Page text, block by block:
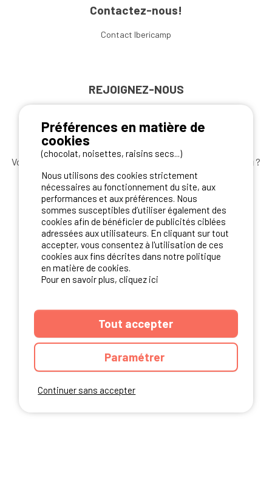
Contactez-nous!
Contact Ibericamp
REJOIGNEZ-NOUS
Vous souhaitez bénéficier des meilleures offres camping ?
Abonnez-vous à la newsletterdès aujourd'hui
S'ABONNER
NOS PARTENAIRES
Continuer sans accepter
Préférences en matière de
cookies
(chocolat, noisettes, raisins secs...)
Nous utilisons des cookies strictement
nécessaires au fonctionnement du site, aux
performances et aux préférences. Nous
sommes susceptibles d’utiliser également des
cookies afin de bénéficier de publicités ciblées
adressées aux utilisateurs. En cliquant sur tout
accepter, vous consentez à l'utilisation de ces
cookies aux fins décrites dans notre politique
en matière de cookies.
Pour en savoir plus, cliquez ici
Tout accepter
Paramétrer